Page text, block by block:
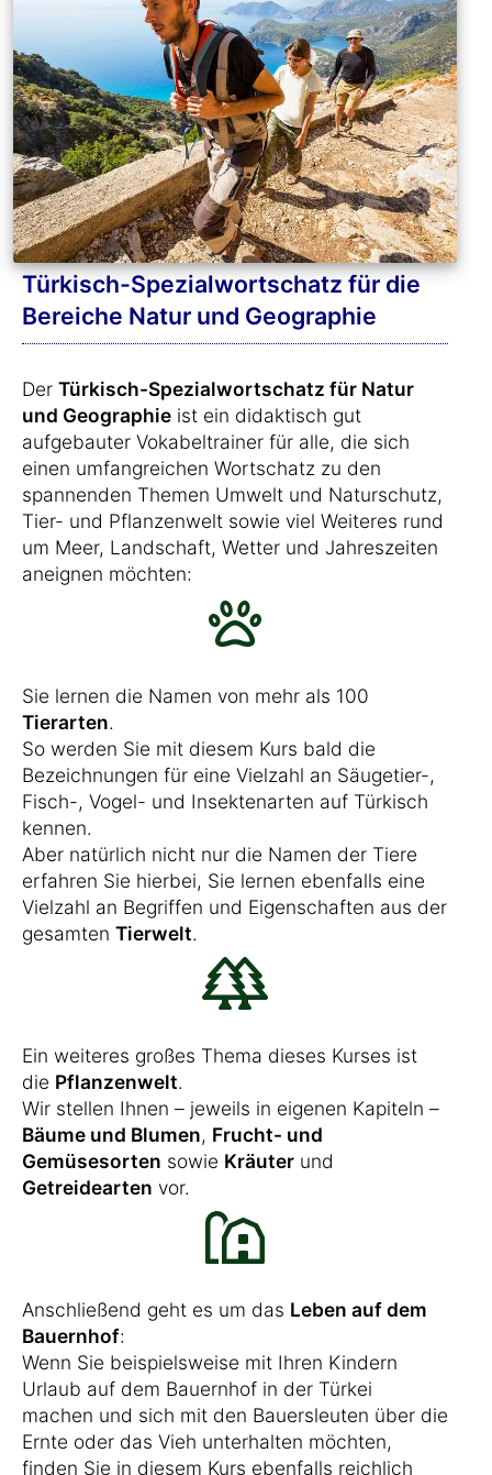
Türkisch-Spezialwortschatz für die
Bereiche Natur und Geographie
Der Türkisch-Spezialwortschatz für Natur
und Geographie ist ein didaktisch gut
aufgebauter Vokabeltrainer für alle, die sich
einen umfangreichen Wortschatz zu den
spannenden Themen Umwelt und Naturschutz,
Tier- und Pflanzenwelt sowie viel Weiteres rund
um Meer, Landschaft, Wetter und Jahreszeiten
aneignen möchten:
Sie lernen die Namen von mehr als 100
Tierarten.
So werden Sie mit diesem Kurs bald die
Bezeichnungen für eine Vielzahl an Säugetier-,
Fisch-, Vogel- und Insektenarten auf Türkisch
kennen.
Aber natürlich nicht nur die Namen der Tiere
erfahren Sie hierbei, Sie lernen ebenfalls eine
Vielzahl an Begriffen und Eigenschaften aus der
gesamten Tierwelt.
Ein weiteres großes Thema dieses Kurses ist
die Pflanzenwelt.
Wir stellen Ihnen – jeweils in eigenen Kapiteln –
Bäume und Blumen, Frucht- und
Gemüsesorten sowie Kräuter und
Getreidearten vor.
Anschließend geht es um das Leben auf dem
Bauernhof:
Wenn Sie beispielsweise mit Ihren Kindern
Urlaub auf dem Bauernhof in der Türkei
machen und sich mit den Bauersleuten über die
Ernte oder das Vieh unterhalten möchten,
finden Sie in diesem Kurs ebenfalls reichlich